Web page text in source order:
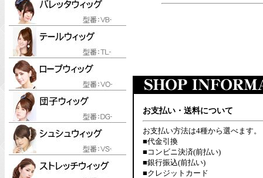
お支払い・送料について
お支払い方法は4種から選べます。
■代金引換
■コンビニ決済(前払い)
■銀行振込(前払い)
■クレジットカード